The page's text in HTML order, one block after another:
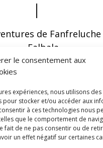
le consentement aux
expériences, nous utilisons
pour stocker et/ou accéder aux
à ces technologies nous
que le comportement de
fait de ne pas consentir ou de
un effet négatif sur certaines
de
Falbala
recevoir les dernières
à notre